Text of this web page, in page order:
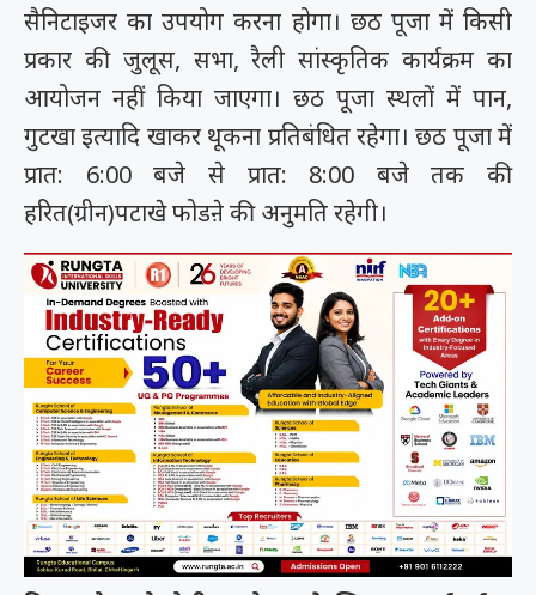
सैनिटाइजर का उपयोग करना होगा। छठ पूजा में किसी
प्रकार की जुलूस, सभा, रैली सांस्कृतिक कार्यक्रम का
आयोजन नहीं किया जाएगा। छठ पूजा स्थलों में पान,
गुटखा इत्यादि खाकर थूकना प्रतिबंधित रहेगा। छठ पूजा में
प्रात: 6:00 बजे से प्रात: 8:00 बजे तक की
हरित(ग्रीन)पटाखे फोडऩे की अनुमति रहेगी।